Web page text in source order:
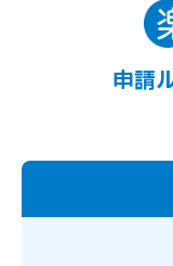
申請